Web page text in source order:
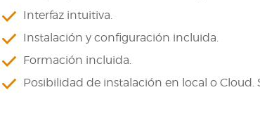
Interfaz intuitiva.
Instalación y configuración incluida.
Formación incluida.
Posibilidad de instalación en local o Cloud.